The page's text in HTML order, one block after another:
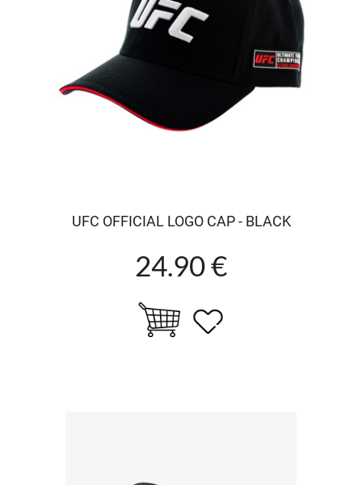
UFC OFFICIAL LOGO CAP - BLACK
24.90 €